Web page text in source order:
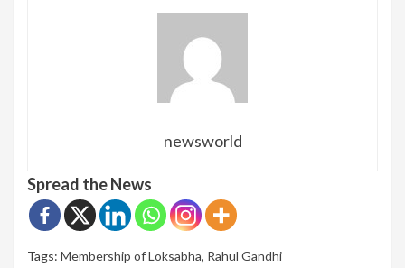
newsworld
Spread the News
Tags: Membership of Loksabha, Rahul Gandhi